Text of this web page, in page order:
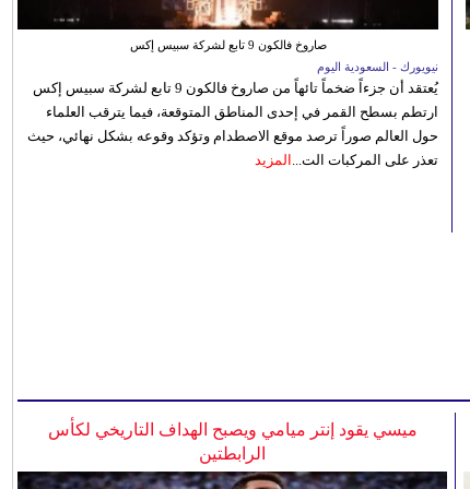
صاروخ فالكون 9 تابع لشركة سبيس إكس
نيويورك - السعودية اليوم
يُعتقد أن جزءاً ضخماً تائهاً من صاروخ فالكون 9 تابع لشركة سبيس إكس
ارتطم بسطح القمر في إحدى المناطق المتوقعة، فيما يترقب العلماء
حول العالم صوراً ترصد موقع الاصطدام وتؤكد وقوعه بشكل نهائي، حيث
تعذر على المركبات الت... المزيد
ميسي يقود إنتر ميامي ويصبح الهداف التاريخي لكأس
الرابطتين